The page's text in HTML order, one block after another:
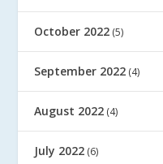
October 2022 (5)
September 2022 (4)
August 2022 (4)
July 2022 (6)